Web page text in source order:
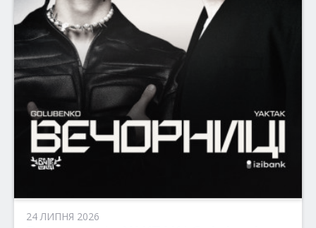
24 ЛИПНЯ 2026